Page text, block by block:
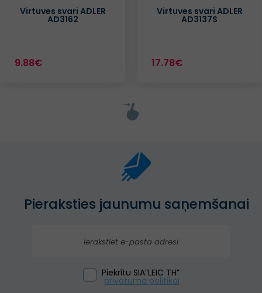
Virtuves svari ADLER
AD3162
9.88€
Virtuves svari ADLER
AD3137S
17.78€
Pieraksties jaunumu saņemšanai
Piekrītu SIA”LEIC TH”
privātuma politikai